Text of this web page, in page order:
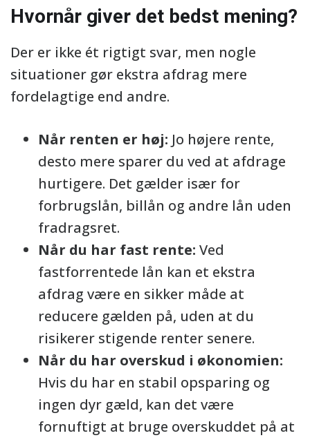
Hvornår giver det bedst mening?
Der er ikke ét rigtigt svar, men nogle
situationer gør ekstra afdrag mere
fordelagtige end andre.
Når renten er høj: Jo højere rente,
desto mere sparer du ved at afdrage
hurtigere. Det gælder især for
forbrugslån, billån og andre lån uden
fradragsret.
Når du har fast rente: Ved
fastforrentede lån kan et ekstra
afdrag være en sikker måde at
reducere gælden på, uden at du
risikerer stigende renter senere.
Når du har overskud i økonomien:
Hvis du har en stabil opsparing og
ingen dyr gæld, kan det være
fornuftigt at bruge overskuddet på at